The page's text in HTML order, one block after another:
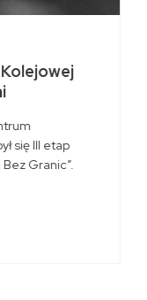
się III etap
Granic”.